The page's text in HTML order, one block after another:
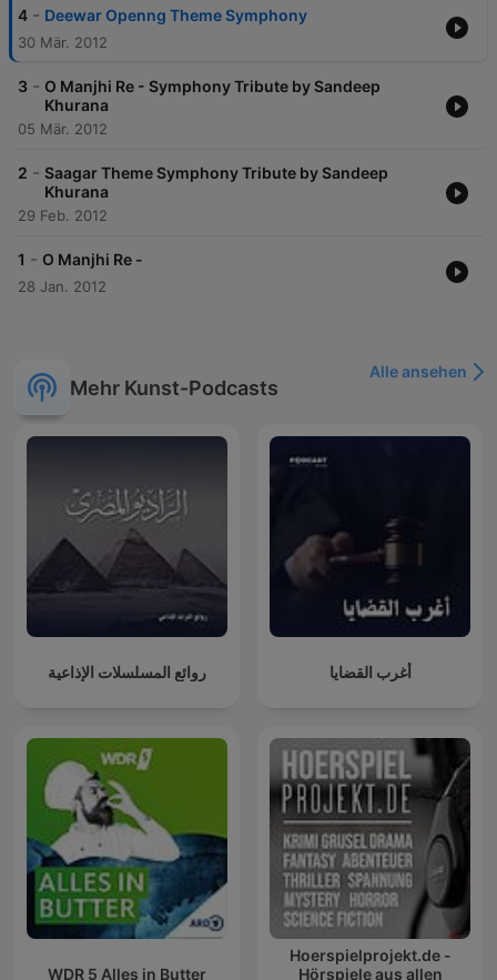
4 - Deewar Openng Theme Symphony
30 Mär. 2012
3 - O Manjhi Re - Symphony Tribute by Sandeep
Khurana
05 Mär. 2012
2 - Saagar Theme Symphony Tribute by Sandeep
Khurana
29 Feb. 2012
1 - O Manjhi Re -
28 Jan. 2012
Mehr Kunst-Podcasts
Alle ansehen
روائع المسلسلات الإذاعية أغرب القضايا
WDR 5 Alles in Butter
Hoerspielprojekt.de -
Hörspiele aus allen